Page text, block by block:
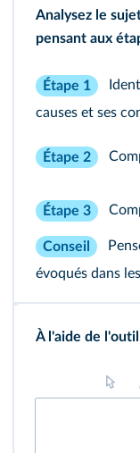
Analysez le
pensant aux
Étape 1
causes et ses
Étape 2
Étape 3
Conseil
évoqués dans
À l'aide de